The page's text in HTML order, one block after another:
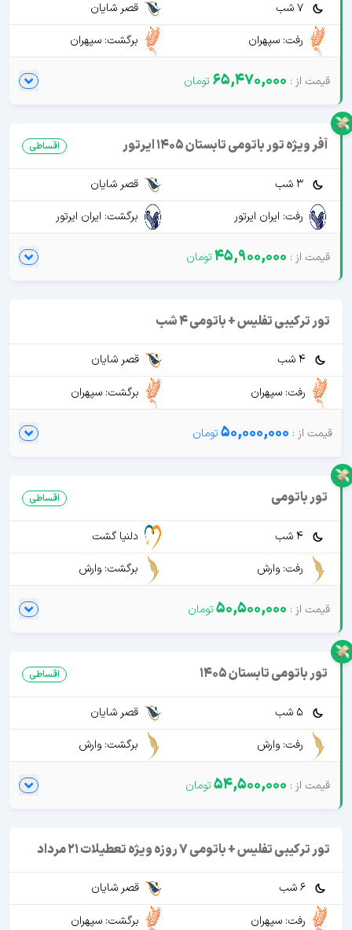
7 شب
قصر شایان
رفت: سپهران
برگشت: سپهران
65,470,000
آفر ویژه تور باتومی تابستان 1405 ایرتور اقساطی
3 شب
قصر شایان
رفت: ایران ایرتور
برگشت: ایران ایرتور
45,900,000
تور ترکیبی تفلیس + باتومی 4 شب
4 شب
قصر شایان
رفت: سپهران
برگشت: سپهران
50,000,000
تور باتومی اقساطی
4 شب
دلنیا گشت
رفت: وارش
برگشت: وارش
50,500,000
تور باتومی تابستان 1405 اقساطی
5 شب
قصر شایان
رفت: وارش
برگشت: وارش
54,500,000
تور ترکیبی تفلیس + باتومی 7 روزه ویژه تعطیلات 21 مرداد
6 شب
قصر شایان
رفت: سپهران
برگشت: سپهران